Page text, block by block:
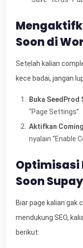
Soon di
Setelah kalian
kece badai, jangan
Buka SeedProd
“Page Settings”.
Aktifkan
nyalain “Enable
Optimisasi
Soon
Biar page kalian gak
mendukung SEO,
berikut: